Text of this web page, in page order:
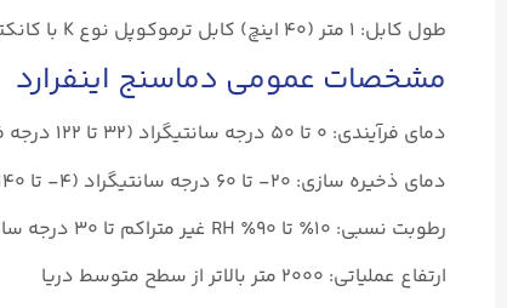
طول کابل: ۱ متر (۴۰ اینچ) کابل ترموکوپل نوع K با کانکتور ترموکوپل مینیاتوری استاندارد و انتهای مهره
مشخصات عمومی دماسنج اینفرارد
دمای فرآیندی: ۰ تا ۵۰ درجه سانتیگراد (۳۲ تا ۱۲۲ درجه فارنهایت)
دمای ذخیره سازی: ۲۰- تا ۶۰ درجه سانتیگراد (۴- تا ۱۴۰ درجه فارنهایت)
رطوبت نسبی: ۱۰٪ تا ۹۰٪ RH غیر متراکم تا ۳۰ درجه سانتیگراد (۸۶ درجه فارنهایت)
ارتفاع عملیاتی: ۲۰۰۰ متر بالاتر از سطح متوسط دریا